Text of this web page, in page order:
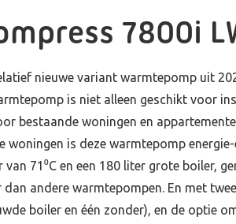
7800i
nieuwe variant warmtepomp uit
is niet alleen geschikt voor
bestaande woningen en
woningen is deze warmtepomp
71⁰C en een 180 liter grote boiler,
dan andere warmtepompen. En met
boiler en één zonder), en de optie